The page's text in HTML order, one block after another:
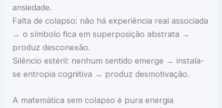
ansiedade.
Falta de colapso: não há experiência real associada
→ o símbolo fica em superposição abstrata →
produz desconexão.
Silêncio estéril: nenhum sentido emerge → instala-
se entropia cognitiva → produz desmotivação.
A matemática sem colapso é pura energia